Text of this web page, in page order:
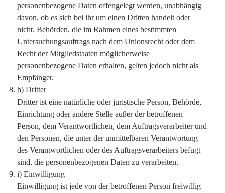
personenbezogene Daten offengelegt werden, unabhängig
davon, ob es sich bei ihr um einen Dritten handelt oder
nicht. Behörden, die im Rahmen eines bestimmten
Untersuchungsauftrags nach dem Unionsrecht oder dem
Recht der Mitgliedstaaten möglicherweise
personenbezogene Daten erhalten, gelten jedoch nicht als
Empfänger.
h) Dritter
Dritter ist eine natürliche oder juristische Person, Behörde,
Einrichtung oder andere Stelle außer der betroffenen
Person, dem Verantwortlichen, dem Auftragsverarbeiter und
den Personen, die unter der unmittelbaren Verantwortung
des Verantwortlichen oder des Auftragsverarbeiters befugt
sind, die personenbezogenen Daten zu verarbeiten.
i) Einwilligung
Einwilligung ist jede von der betroffenen Person freiwillig